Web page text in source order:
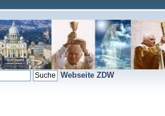
Webseite ZDW